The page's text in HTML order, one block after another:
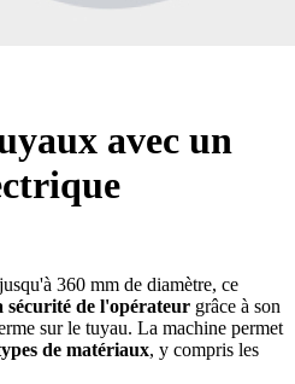
avec un
360 mm de diamètre, ce
sécurité de l'opérateur grâce à son
sur le tuyau. La machine permet
de matériaux, y compris les